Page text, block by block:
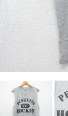
Tシャツ USA製
ラルフローレン
Search by
ラルフ
チャンピ